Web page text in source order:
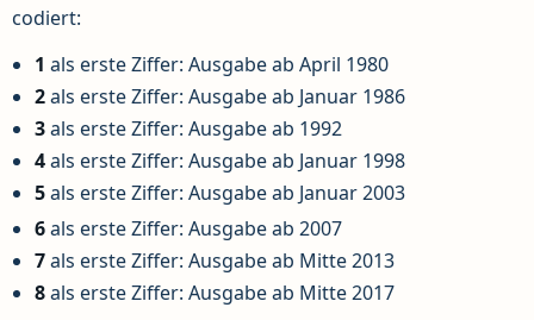
codiert:
1 als erste Ziffer: Ausgabe ab April 1980
2als erste Ziffer: Ausgabe ab Januar 1986
3als erste Ziffer: Ausgabe ab 1992
4als erste Ziffer: Ausgabe ab Januar 1998
5als erste Ziffer: Ausgabe ab Januar 2003
6als erste Ziffer: Ausgabe ab 2007
7als erste Ziffer: Ausgabe ab Mitte 2013
8als erste Ziffer: Ausgabe ab Mitte 2017